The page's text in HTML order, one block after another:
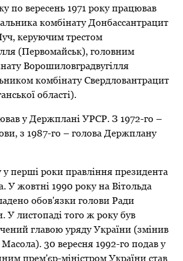
по вересень 1971 року працював
комбінату Донбассантрацит
керуючим трестом
(Первомайськ), головним
Ворошиловградвугілля
комбінату Свердловантрацит
області).
у Держплані УРСР. З 1972-го –
з 1987-го – голова Держплану
у перші роки правління президента
У жовтні 1990 року на Вітольда
обов'язки голови Ради
У листопаді того ж року був
главою уряду України (змінив
Масола). 30 вересня 1992-го подав у
прем'єр-міністром України став